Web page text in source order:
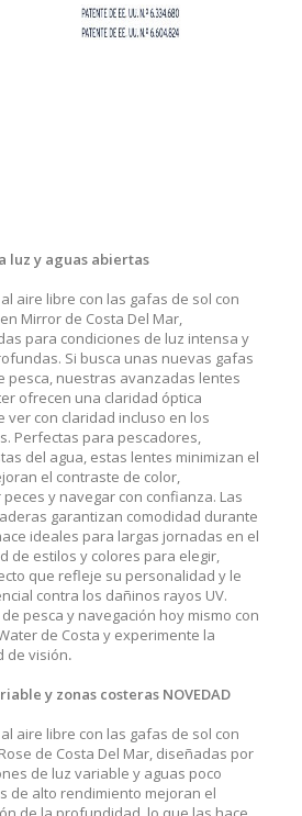
luz y aguas abiertas
aire libre con las gafas de sol con
Mirror de Costa Del Mar,
para condiciones de luz intensa y
Si busca unas nuevas gafas
pesca, nuestras avanzadas lentes
ofrecen una claridad óptica
ver con claridad incluso en los
Perfectas para pescadores,
del agua, estas lentes minimizan el
el contraste de color,
y navegar con confianza. Las
garantizan comodidad durante
ideales para largas jornadas en el
de estilos y colores para elegir,
que refleje su personalidad y le
contra los dañinos rayos UV.
pesca y navegación hoy mismo con
de Costa y experimente la
de visión.
y zonas costeras NOVEDAD
aire libre con las gafas de sol con
de Costa Del Mar, diseñadas por
de luz variable y aguas poco
de alto rendimiento mejoran el